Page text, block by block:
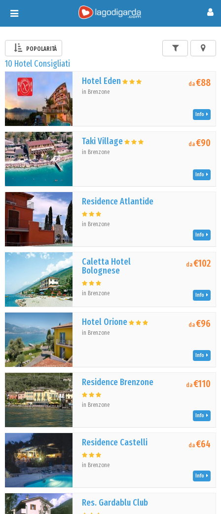
Toggle
navigation
POPOLARITÀ
10 Hotel Consigliati
Hotel Eden
in Brenzone
da€88
Info
Taki Village
in Brenzone
da€90
Info
Residence Atlantide
in Brenzone
Info
Caletta Hotel
Bolognese
in Brenzone
da€102
Info
Hotel Orione
in Brenzone
da€96
Info
Residence Brenzone
in Brenzone
da€110
Info
Residence Castelli
in Brenzone
da€64
Info
Res. Gardablu Club